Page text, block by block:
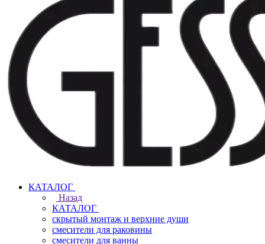
КАТАЛОГ
Назад
КАТАЛОГ
скрытый монтаж и верхние души
смесители для раковины
смесители для ванны